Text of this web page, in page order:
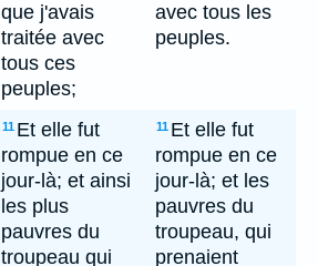
que j'avais
traitée avec
tous ces
peuples;
avec tous les
peuples.
11 Et elle fut
rompue en ce
jour-là; et ainsi
les plus
pauvres du
troupeau qui
11 Et elle fut
rompue en ce
jour-là; et les
pauvres du
troupeau, qui
prenaient